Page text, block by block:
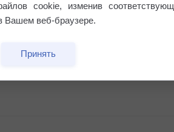
cookie, изменив
Вашем веб-браузере.
Принять